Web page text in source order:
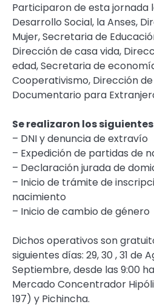
Participaron de esta jornada
Desarrollo Social, la Anses,
Mujer, Secretaria de
Dirección de casa vida,
edad, Secretaria de
Cooperativismo, Dirección
Documentario para
Se realizaron los
– DNI y denuncia de extravío
– Expedición de partidas de
– Declaración jurada de
– Inicio de trámite de
nacimiento
– Inicio de cambio de género
Dichos operativos son
siguientes días: 29, 30 , 31 de
Septiembre, desde las 9:00
Mercado Concentrador
197) y Pichincha.